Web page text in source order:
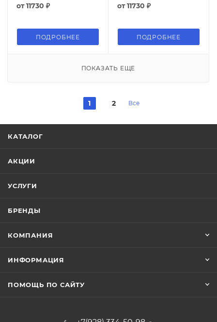
от11730 ₽
ПОДРОБНЕЕ
от11730 ₽
ПОДРОБНЕЕ
ПОКАЗАТЬ ЕЩЕ
1 2 Все
КАТАЛОГ
АКЦИИ
УСЛУГИ
БРЕНДЫ
КОМПАНИЯ
ИНФОРМАЦИЯ
ПОМОЩЬ ПО САЙТУ